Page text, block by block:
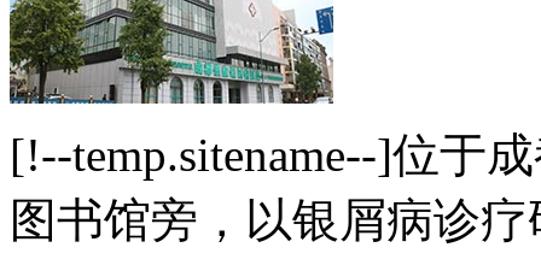
[!--temp.sitename--]位于
图书馆旁，以银屑病诊